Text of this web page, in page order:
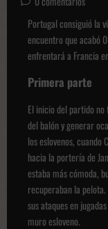
Portugal consiguió la
encuentro que acabó
enfrentará a Francia
Primera parte
El inicio del partido no
del balón y generar
los eslovenos, cuando
hacia la portería de
estaba más cómoda,
recuperaban la
sus ataques en
muro esloveno.